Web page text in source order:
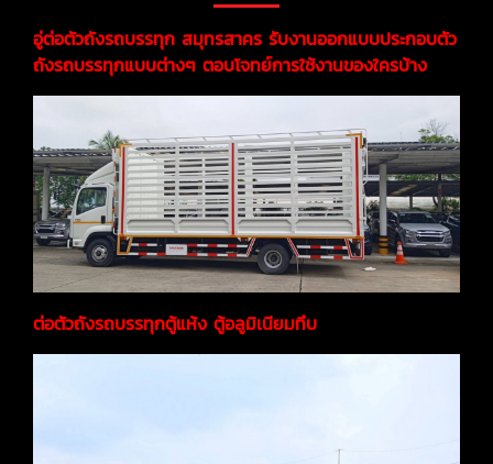
อู่ต่อตัวถังรถบรรทุก สมุทรสาคร รับงานออกแบบประกอบตัว
ถังรถบรรทุกแบบต่างๆ ตอบโจทย์การใช้งานของใครบ้าง
ต่อตัวถังรถบรรทุกตู้แห้ง ตู้อลูมิเนียมทึบ